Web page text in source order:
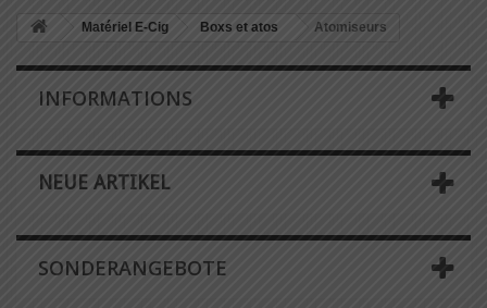
Matériel E-Cig Boxs et atos Atomiseurs
INFORMATIONS
NEUE ARTIKEL
SONDERANGEBOTE